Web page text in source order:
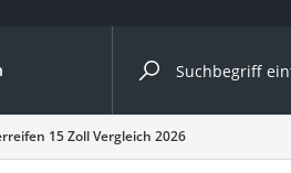
nach Kategorie
(4 Fahrräder)
15 Zoll Vergleich 2026